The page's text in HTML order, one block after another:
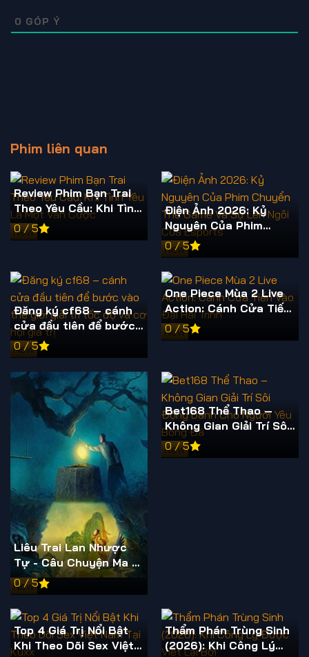
0 GÓP Ý
Phim liên quan
New
Review Phim Bạn Trai
Theo Yêu Cầu: Khi Tình
Yêu Là Một Ván Cược
0 / 5
New
Điện Ảnh 2026: Kỷ
Nguyên Của Phim
Chuyển Thể Game Và
Sự Lên Ngôi Của
Esports
0 / 5
New
Đăng ký cf68 – cánh
cửa đầu tiên để bước
vào thế giới giải trí tốc
độ và cơ hội giá trị
0 / 5
New
One Piece Mùa 2 Live
Action: Cánh Cửa Tiến
Vào Đại Hải Trình
0 / 5
New
Liêu Trai Lan Nhược
Tự - Câu Chuyện Ma Mị
Đầy Cảm Xúc Năm
2025
0 / 5
New
Bet168 Thể Thao –
Không Gian Giải Trí Sôi
Động Dành Cho Người
Yêu Bóng Đá
0 / 5
Top 4 Giá Trị Nổi Bật
Khi Theo Dõi Sex Việt
Thẩm Phán Trùng Sinh
(2026): Khi Công Lý